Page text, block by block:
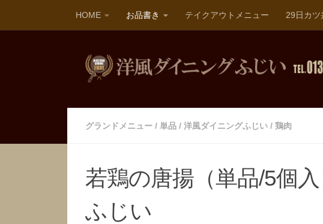
HOME お品書き テイクアウトメニュー 29日カツ
グランドメニュー / 単品 / 洋風ダイニングふじい / 鶏肉
若鶏の唐揚（単品/5個
ふじい